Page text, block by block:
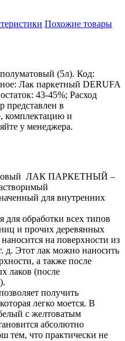
Похожие товары
(5л). Код:
Лак паркетный DERUFA
43-45%; Расход
представлен в
комплектацию и
у менеджера.
ЛАК ПАРКЕТНЫЙ –
для внутренних
обработки всех типов
и прочих деревянных
на поверхности из
д. Этот лак можно наносить
а также после
лаков (после
получить
легко моется. В
с желтоватым
абсолютно
тем, что практически не